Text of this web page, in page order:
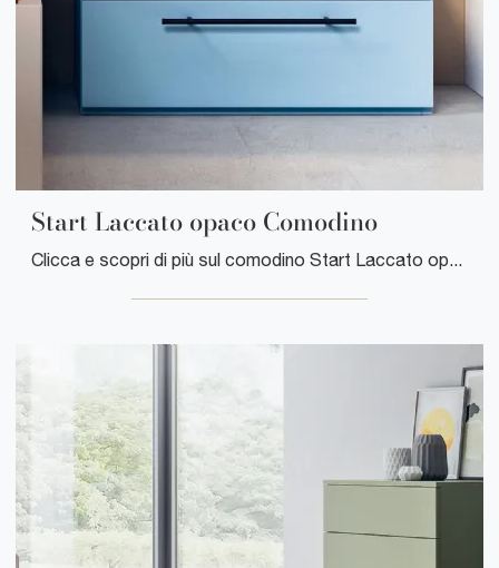
Start Laccato opaco Comodino
Clicca e scopri di più sul comodino Start Laccato opaco Comodino : Comodini e mobili con cassetti di Clever sono ideali per spazi moderni.